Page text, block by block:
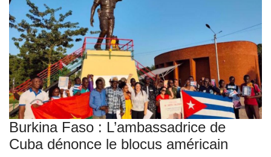
Burkina Faso : L’ambassadrice de
Cuba dénonce le blocus américain